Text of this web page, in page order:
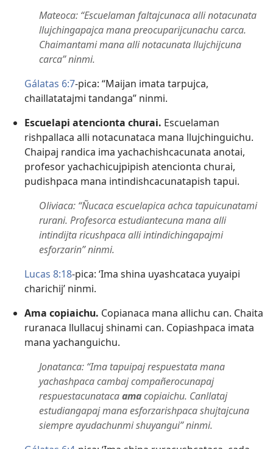
Mateoca: “Escuelaman faltajcunaca alli notacunata
llujchingapajca mana preocuparijcunachu carca.
Chaimantami mana alli notacunata llujchijcuna
carca” ninmi.
Gálatas 6:7-pica: “Maijan imata tarpujca,
chaillatatajmi tandanga” ninmi.
Escuelapi atencionta churai. Escuelaman
rishpallaca alli notacunataca mana llujchinguichu.
Chaipaj randica ima yachachishcacunata anotai,
profesor yachachicujpipish atencionta churai,
pudishpaca mana intindishcacunatapish tapui.
Oliviaca: “Ñucaca escuelapica achca tapuicunatami
rurani. Profesorca estudiantecuna mana alli
intindijta ricushpaca alli intindichingapajmi
esforzarin” ninmi.
Lucas 8:18-pica: ‘Ima shina uyashcataca yuyaipi
charichij’ ninmi.
Ama copiaichu. Copianaca mana allichu can. Chaita
ruranaca llullacuj shinami can. Copiashpaca imata
mana yachanguichu.
Jonatanca: “Ima tapuipaj respuestata mana
yachashpaca cambaj compañerocunapaj
respuestacunatacaamacopiaichu. Canllataj
estudiangapaj mana esforzarishpaca shujtajcuna
siempre ayudachunmi shuyangui” ninmi.